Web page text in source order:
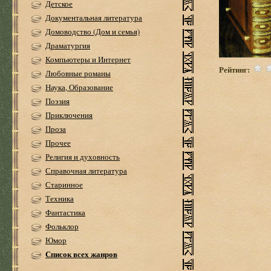
Детское
Документальная литература
Домоводство (Дом и семья)
Драматургия
Компьютеры и Интернет
Любовные романы
Наука, Образование
Поэзия
Приключения
Проза
Прочее
Религия и духовность
Справочная литература
Старинное
Техника
Фантастика
Фольклор
Юмор
Список всех жанров
Рейтинг: